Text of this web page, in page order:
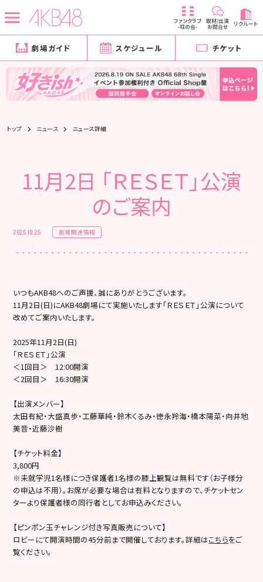
ファンクラブ
-柱の会-
取材/出演
お問合せ リクルート
劇場ガイド スケジュール チケット
トップ ニュース ニュース詳細
11月2日 「ＲＥＳＥＴ」公演
のご案内
2025.10.25 劇場関連情報
いつもAKB48へのご声援、誠にありがとうございます。
11月2日(日)にAKB48劇場にて実施いたします「ＲＥＳＥＴ」公演について
改めてご案内いたします。
2025年11月2日(日)
「ＲＥＳＥＴ」公演
＜1回目＞ 12:00開演
＜2回目＞ 16:30開演
【出演メンバー】
太田有紀・大盛真歩・工藤華純・鈴木くるみ・徳永羚海・橋本陽菜・向井地
美音・近藤沙樹
【チケット料金】
3,800円
※未就学児1名様につき保護者1名様の膝上観覧は無料です（お子様分
の申込は不用）。お席が必要な場合は有料となりますので、チケットセン
ターより保護者様の同行者としてお申込みください。
【ピンポン玉チャレンジ付き写真販売について】
ロビーにて開演時間の45分前まで開催しております。詳細はこちらをご
覧ください。